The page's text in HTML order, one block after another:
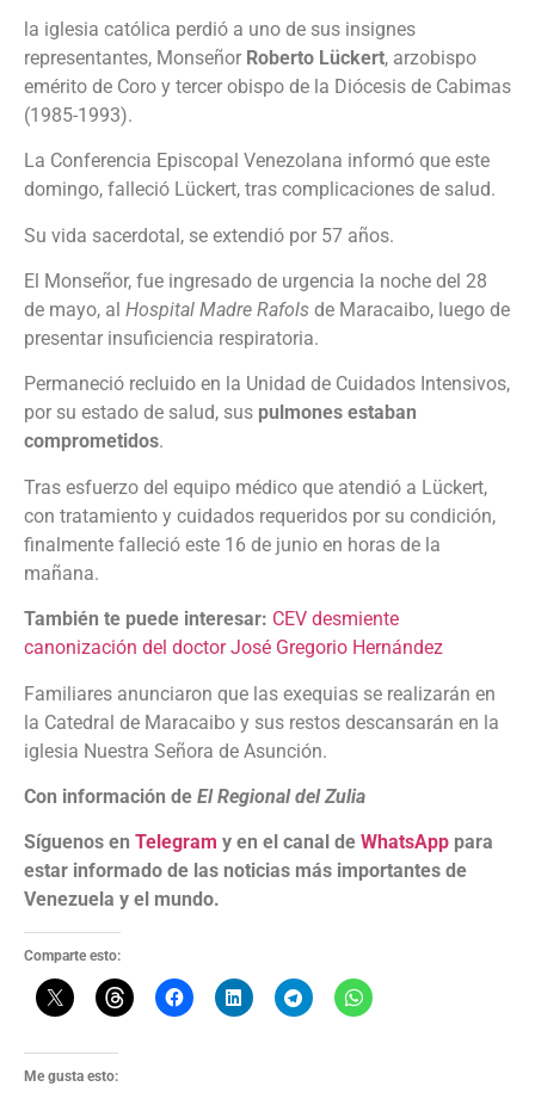
la iglesia católica perdió a uno de sus insignes
representantes, Monseñor Roberto Lückert, arzobispo
emérito de Coro y tercer obispo de la Diócesis de Cabimas
(1985-1993).
La Conferencia Episcopal Venezolana informó que este
domingo, falleció Lückert, tras complicaciones de salud.
Su vida sacerdotal, se extendió por 57 años.
El Monseñor, fue ingresado de urgencia la noche del 28
de mayo, al Hospital Madre Rafols de Maracaibo, luego de
presentar insuficiencia respiratoria.
Permaneció recluido en la Unidad de Cuidados Intensivos,
por su estado de salud, sus pulmones estaban
comprometidos.
Tras esfuerzo del equipo médico que atendió a Lückert,
con tratamiento y cuidados requeridos por su condición,
finalmente falleció este 16 de junio en horas de la
mañana.
También te puede interesar: CEV desmiente
canonización del doctor José Gregorio Hernández
Familiares anunciaron que las exequias se realizarán en
la Catedral de Maracaibo y sus restos descansarán en la
iglesia Nuestra Señora de Asunción.
Con información de El Regional del Zulia
Síguenos en Telegram y en el canal de WhatsApp para
estar informado de las noticias más importantes de
Venezuela y el mundo.
Comparte esto:
Me gusta esto: